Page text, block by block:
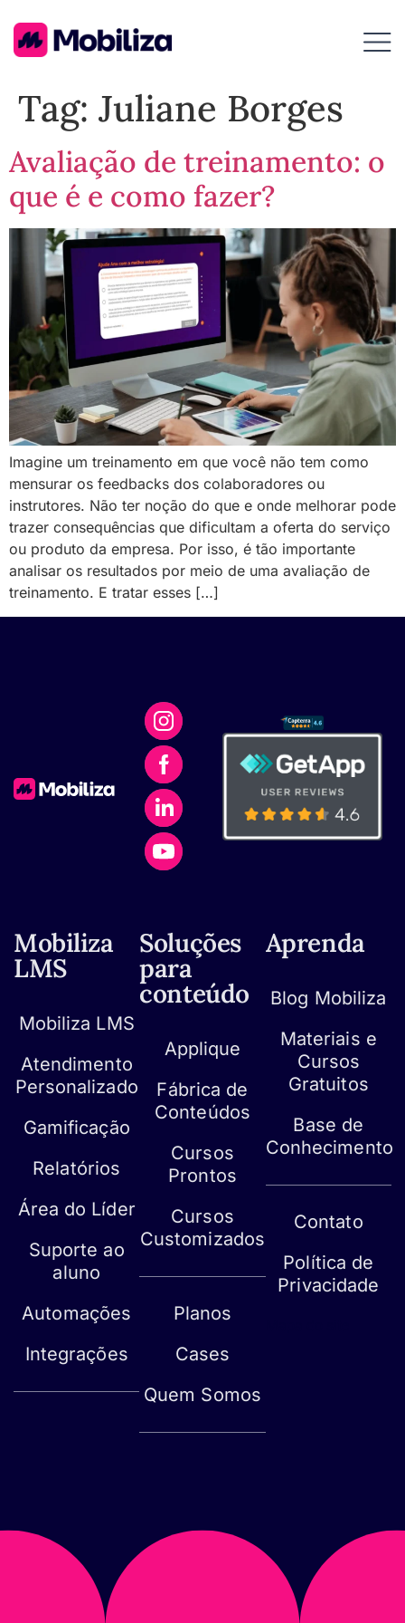
Tag: Juliane Borges
Avaliação de treinamento: o
que é e como fazer?
Imagine um treinamento em que você não tem como
mensurar os feedbacks dos colaboradores ou
instrutores. Não ter noção do que e onde melhorar pode
trazer consequências que dificultam a oferta do serviço
ou produto da empresa. Por isso, é tão importante
analisar os resultados por meio de uma avaliação de
treinamento. E tratar esses […]
Mobiliza
LMS
Mobiliza LMS
Atendimento
Personalizado
Gamificação
Relatórios
Área do Líder
Suporte ao
aluno
Automações
Integrações
Soluções
para
conteúdo
Applique
Fábrica de
Conteúdos
Cursos
Prontos
Cursos
Customizados
Planos
Cases
Quem Somos
Aprenda
Blog Mobiliza
Materiais e
Cursos
Gratuitos
Base de
Conhecimento
Contato
Política de
Privacidade